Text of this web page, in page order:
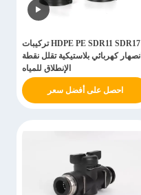
HDPE PE SDR11 SDR17 تركيبات
انصهار كهربائي بلاستيكية تقلل نقطة
الإنطلاق للمياه
احصل على أفضل سعر